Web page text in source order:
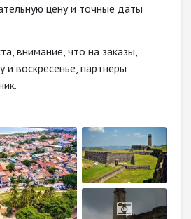
цену и точные даты
внимание, что на заказы,
и воскресенье, партнеры